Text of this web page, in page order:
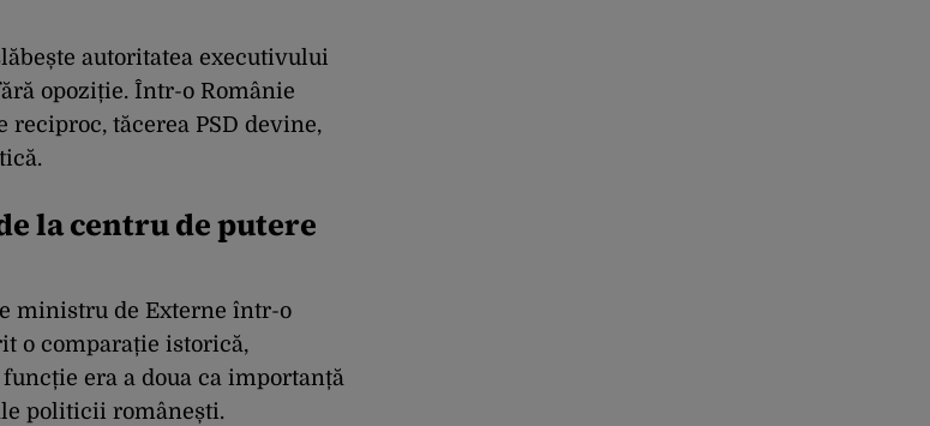
autoritatea executivului
opoziție. Într-o Românie
tăcerea PSD devine,
la centru de putere
ministru de Externe într-o
o comparație istorică,
era a doua ca importanță
politicii românești.